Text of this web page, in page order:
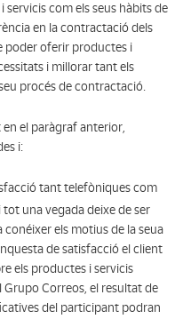
com els seus hàbits de
en la contractació dels
poder oferir productes i
i millorar tant els
procés de contractació.
en el paràgraf anterior,
i:
tant telefòniques com
una vegada deixe de ser
els motius de la seua
de satisfacció el client
els productes i servicis
Grupo Correos, el resultat de
del participant podran